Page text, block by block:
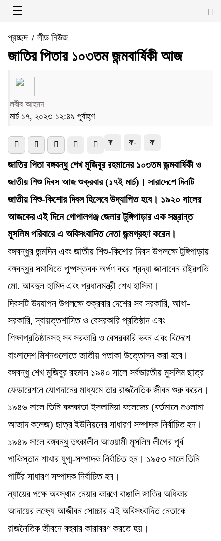
প্রচ্ছদ/ লীড নিউজ
জাতির পিতার ১০৩তম জন্মবার্ষিকী আজ
লবীব আহমদ
মার্চ ১৭, ২০২৩ ১২:৪৯ পূর্বাহ্ণ
ফ+ ফ- ফ
জাতির পিতা বঙ্গবন্ধু শেখ মুজিবুর রহমানের ১০৩তম জন্মবার্ষিকী ও
জাতীয় শিশু দিবস আজ শুক্রবার (১৭ই মার্চ)। সারাদেশে দিনটি
জাতীয় শিশু-কিশোর দিবস হিসেবে উদ্‌যাপিত হবে। ১৯২০ সালের
আজকের এই দিনে গোপালগঞ্জ জেলার টুঙ্গিপাড়ার এক সম্ভ্রান্ত
মুসলিম পরিবারে এ অবিসংবাদিত নেতা জন্মগ্রহণ করেন।
বঙ্গবন্ধুর জন্মদিন এবং জাতীয় শিশু-কিশোর দিবস উপলক্ষে টুঙ্গিপাড়ায়
বঙ্গবন্ধুর সমাধিতে পুষ্পস্তবক অর্পণ করে শ্রদ্ধা জানাবেন রাষ্ট্রপতি
মো. আবদুল হামিদ এবং প্রধানমন্ত্রী শেখ হাসিনা।
দিবসটি উদযাপন উপলক্ষে শুক্রবার দেশের সব সরকারি, আধা-
সরকারি, স্বায়ত্তশাসিত ও বেসরকারি প্রতিষ্ঠান এবং
শিক্ষাপ্রতিষ্ঠানসহ সব সরকারি ও বেসরকারি ভবন এবং বিদেশে
বাংলাদেশ মিশনগুলোতে জাতীয় পতাকা উত্তোলন করা হবে।
বঙ্গবন্ধু শেখ মুজিবুর রহমান ১৯৪০ সালে সর্বভারতীয় মুসলিম ছাত্র
ফেডারেশনে যোগদানের মাধ্যমে তার রাজনৈতিক জীবন শুরু করেন।
১৯৪৬ সালে তিনি কলকাতা ইসলামিয়া কলেজের (বর্তমানে মওলানা
আজাদ কলেজ) ছাত্র ইউনিয়নের সাধারণ সম্পাদক নির্বাচিত হন।
১৯৪৯ সালে বঙ্গবন্ধু তৎকালীন আওয়ামী মুসলিম লীগের পূর্ব
পাকিস্তান শাখার যুগ্ম-সম্পাদক নির্বাচিত হন। ১৯৫৩ সালে তিনি
পার্টির সাধারণ সম্পাদক নির্বাচিত হন।
ন্যায়ের পক্ষে অবস্থান নেয়ার কারণে বাঙালি জাতির অধিকার
আদায়ের লক্ষ্যে আজীবন সোচ্চার এই অবিসংবাদিত নেতাকে
রাজনৈতিক জীবনে বহুবার কারাবরণ করতে হয়।